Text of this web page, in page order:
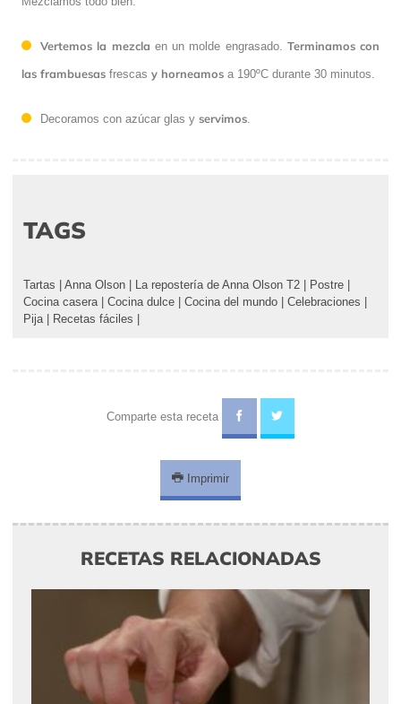
Vertemos la mezcla en un molde engrasado. Terminamos con
las frambuesas frescas y horneamos a 190ºC durante 30 minutos.
Decoramos con azúcar glas y servimos
TAGS
Tartas | Anna Olson | La repostería de Anna Olson T2 | Postre |
Cocina casera | Cocina dulce | Cocina del mundo | Celebraciones |
Pija | Recetas fáciles |
Comparte esta receta
Imprimir
RECETAS RELACIONADAS